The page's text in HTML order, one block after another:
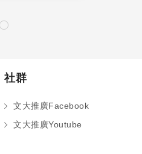
社群
文大推廣Facebook
文大推廣Youtube